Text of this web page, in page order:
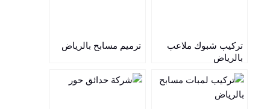
تركيب شبوك ملاعب
بالرياض
ترميم مسابح بالرياض